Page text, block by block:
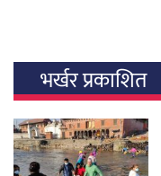
भर्खर प्रकाशित